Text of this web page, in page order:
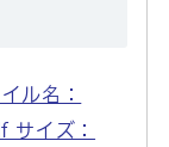
ル名：
イズ：